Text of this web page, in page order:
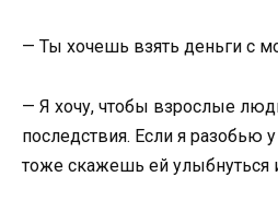
— Ты хочешь взять деньги с
— Я хочу, чтобы взрослые
последствия. Если я разобью
тоже скажешь ей улыбнуться